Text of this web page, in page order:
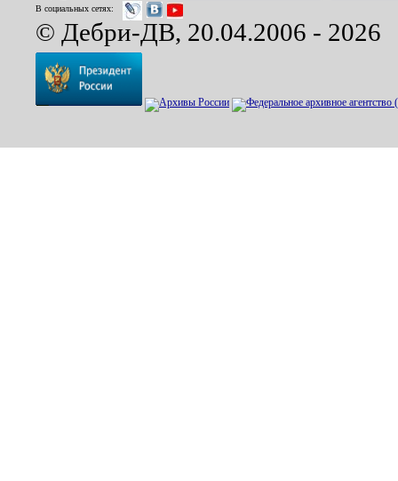
В социальных сетях:
© Дебри-ДВ, 20.04.2006 - 2026